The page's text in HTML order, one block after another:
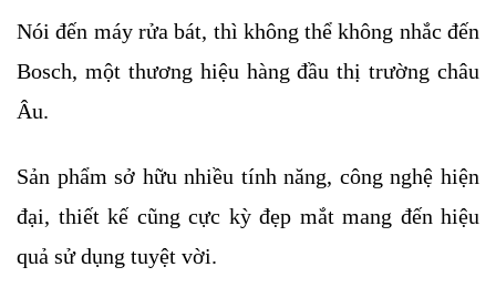
Nói đến máy rửa bát, thì không thể không nhắc đến
Bosch, một thương hiệu hàng đầu thị trường châu
Âu.
Sản phẩm sở hữu nhiều tính năng, công nghệ hiện
đại, thiết kế cũng cực kỳ đẹp mắt mang đến hiệu
quả sử dụng tuyệt vời.